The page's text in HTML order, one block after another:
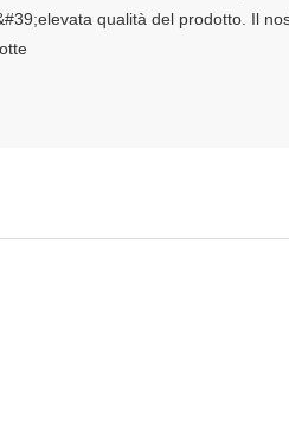
qualità del prodotto. Il